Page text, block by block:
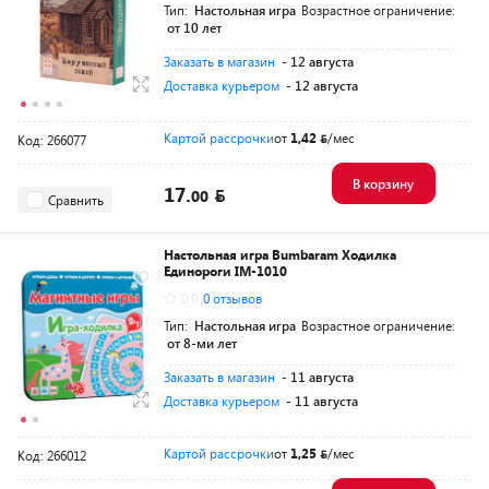
Тип: Настольная игра Возрастное ограничение:
от 10 лет
Заказать в магазин - 12 августа
Доставка курьером - 12 августа
Код: 266077 Картой рассрочкиот 1,42 /мес
Сравнить 17.00
В корзину
Настольная игра Bumbaram Ходилка
Единороги IM-1010
0 отзывов
Тип: Настольная игра Возрастное ограничение:
от 8-ми лет
Заказать в магазин - 11 августа
Доставка курьером - 11 августа
Код: 266012 Картой рассрочкиот 1,25 /мес